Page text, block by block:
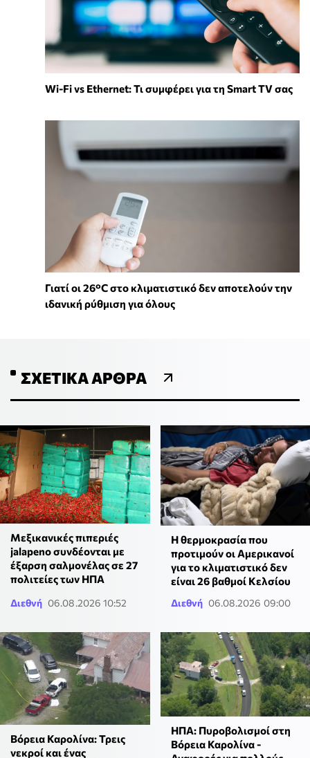
Wi-Fi vs Ethernet: Τι συμφέρει για τη Smart TV σας
Γιατί οι 26°C στο κλιματιστικό δεν αποτελούν την
ιδανική ρύθμιση για όλους
ΣΧΕΤΙΚΆ ΆΡΘΡΑ
Μεξικανικές πιπεριές
jalapeno συνδέονται με
έξαρση σαλμονέλας σε 27
πολιτείες των ΗΠΑ
Διεθνή 06.08.2026 10:52
Η θερμοκρασία που
προτιμούν οι Αμερικανοί
για το κλιματιστικό δεν
είναι 26 βαθμοί Κελσίου
Διεθνή 06.08.2026 09:00
Βόρεια Καρολίνα: Τρεις
νεκροί και ένας
ΗΠΑ: Πυροβολισμοί στη
Βόρεια Καρολίνα -